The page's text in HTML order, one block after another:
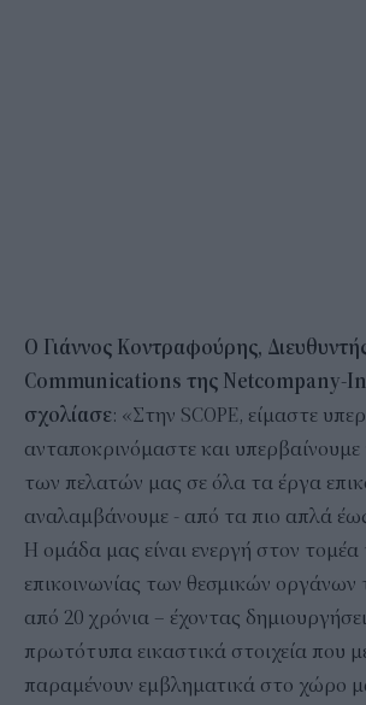
Ο Γιάννος Κοντραφούρης,
Communications της Netcompany-
σχολίασε: «Στην SCOPE, είμαστε
ανταποκρινόμαστε και υπερβαίνουμε
των πελατών μας σε όλα τα έργα
αναλαμβάνουμε - από τα πιο απλά
Η ομάδα μας είναι ενεργή στον τομέα
επικοινωνίας των θεσμικών οργάνων
από 20 χρόνια – έχοντας
πρωτότυπα εικαστικά στοιχεία που
παραμένουν εμβληματικά στο χώρο